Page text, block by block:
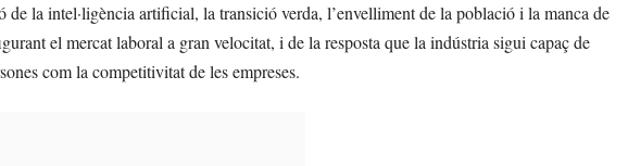
la intel·ligència artificial, la transició verda, l’envelliment de la població i la manca de
el mercat laboral a gran velocitat, i de la resposta que la indústria sigui capaç de
com la competitivitat de les empreses.